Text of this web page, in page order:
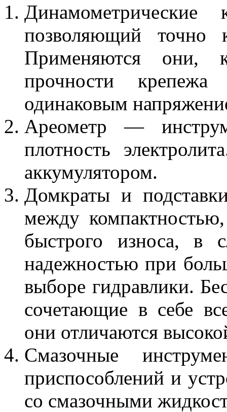
позволяющий точно
Применяются они,
прочности
одинаковым
Ареометр —
плотность
аккумулятором.
Домкраты и
между
быстрого износа, в
надежностью при
выборе гидравлики.
сочетающие в себе
они отличаются
Смазочные
приспособлений и
со смазочными